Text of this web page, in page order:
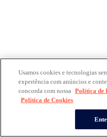
Usamos cookies e tecnologias
experiência com anúncios e
concorda com nossa Política de
Política de Cookies